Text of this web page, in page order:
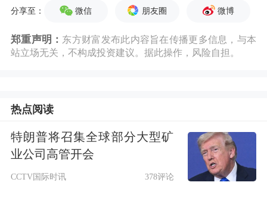
方案，
制造成本将比现行Blackwell盖
板高出5至7倍，市场预期MLCP将成为
散热重组的“分水岭”。
的金属盖，与上方液冷板整合，并有流
体微通道，让液冷散热冷却液，可直接
通过芯片。在减少中间介质的情况下，
分享至： 微信 朋友圈 微博
郑重声明： 东方财富发布此内容旨在传播更多信息，与本
站立场无关，不构成投资建议。据此操作，风险自担。
热点阅读
特朗普将召集全球部分大型矿
业公司高管开会
CCTV国际时讯 378评论